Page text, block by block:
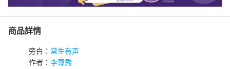
商品詳情
旁白： 常生有声
作者： 李尊秀